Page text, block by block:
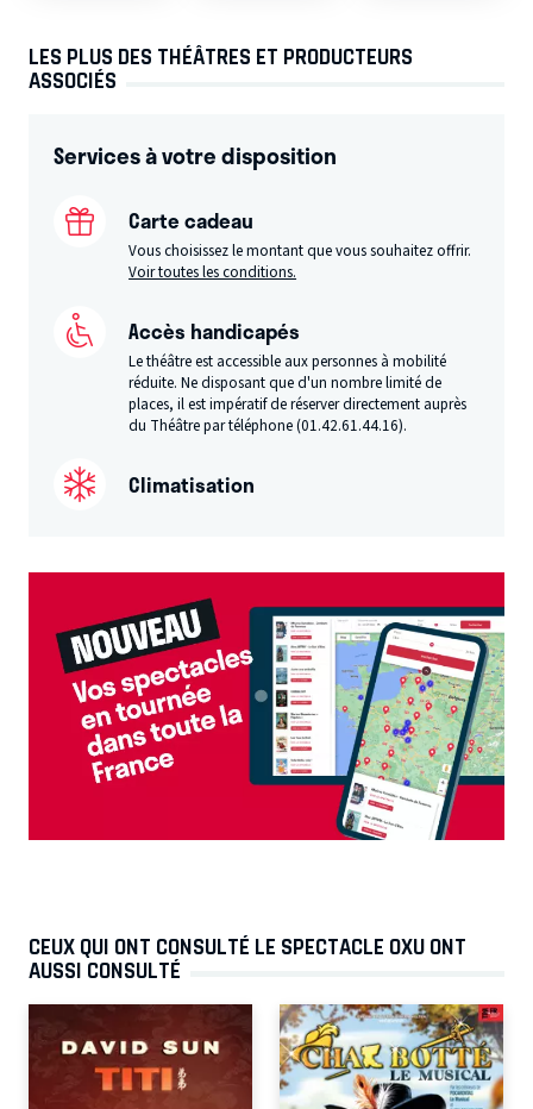
LES PLUS DES THÉÂTRES ET PRODUCTEURS
ASSOCIÉS
Services à votre disposition
Carte cadeau
Vous choisissez le montant que vous souhaitez offrir.
Voir toutes les conditions.
Accès handicapés
Le théâtre est accessible aux personnes à mobilité
réduite. Ne disposant que d'un nombre limité de
places, il est impératif de réserver directement auprès
du Théâtre par téléphone (01.42.61.44.16).
Climatisation
CEUX QUI ONT CONSULTÉ LE SPECTACLE OXU ONT
AUSSI CONSULTÉ